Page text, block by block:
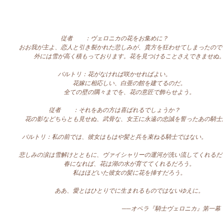
従者 ：ヴェロニカの花をお集めに？
が主よ、恋人と引き裂かれた悲しみが、貴方を狂わせてしまったので
外には雪が高く積もっております。花を見つけることさえできませぬ
バルトリ：花がなければ咲かせればよい。
花嫁に相応しい、白亜の館を建てるのだ。
全ての壁の隅々までを、花の意匠で飾らせよう。
従者 ：それをあの方は喜ばれるでしょうか？
影などちらとも見せぬ、武骨な、女王に永遠の忠誠を誓ったあの騎士
バルトリ：私の前では、彼女はもはや髪と兵を束ねる騎士ではない。
の涙は雪解けとともに、ヴァイシャリーの運河が洗い流してくれるだ
春になれば、花は湖の水が育ててくれるだろう。
私はほどいた彼女の髪に花を挿すだろう。
ああ、愛とはひとりでに生まれるものではないゆえに。
ペラ『騎士ヴェロニカ』第一幕 第